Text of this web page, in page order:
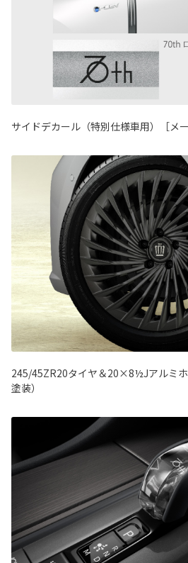
サイドデカール（特別仕様車用）［メ
245/45ZR20タイヤ＆20×8½Jアルミ
塗装）